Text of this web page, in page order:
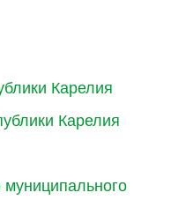
Карелия
Карелия
муниципального